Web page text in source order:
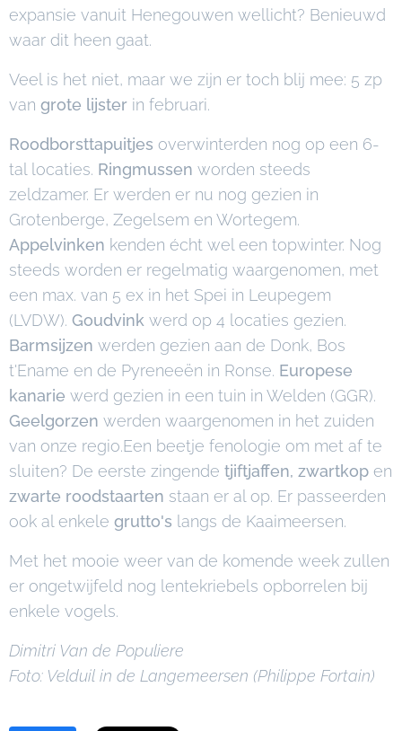
expansie vanuit Henegouwen wellicht? Benieuwd
waar dit heen gaat.
Veel is het niet, maar we zijn er toch blij mee: 5 zp
van grote lijster in februari.
Roodborsttapuitjes overwinterden nog op een 6-
tal locaties. Ringmussen worden steeds
zeldzamer. Er werden er nu nog gezien in
Grotenberge, Zegelsem en Wortegem.
Appelvinken kenden écht wel een topwinter. Nog
steeds worden er regelmatig waargenomen, met
een max. van 5 ex in het Spei in Leupegem
(LVDW). Goudvink werd op 4 locaties gezien.
Barmsijzen werden gezien aan de Donk, Bos
t'Ename en de Pyreneeën in Ronse. Europese
kanarie werd gezien in een tuin in Welden (GGR).
Geelgorzen werden waargenomen in het zuiden
van onze regio.Een beetje fenologie om met af te
sluiten? De eerste zingende tjiftjaffen, zwartkop en
zwarte roodstaarten staan er al op. Er passeerden
ook al enkele grutto's langs de Kaaimeersen.
Met het mooie weer van de komende week zullen
er ongetwijfeld nog lentekriebels opborrelen bij
enkele vogels.
Dimitri Van de Populiere
Foto: Velduil in de Langemeersen (Philippe Fortain)